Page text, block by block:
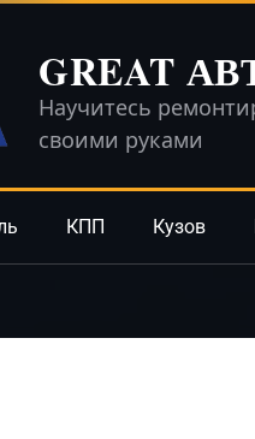
GREAT
Научитесь
своими руками
КПП Кузов